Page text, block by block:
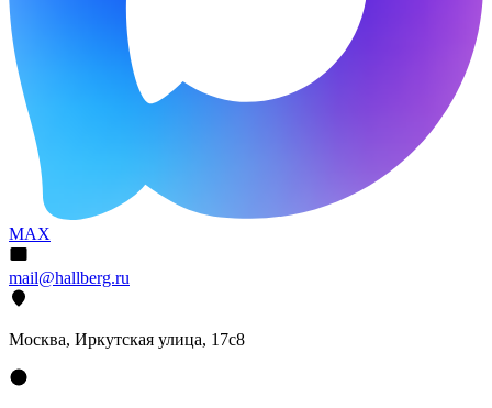
MAX
mail@hallberg.ru
Москва, Иркутская улица, 17с8